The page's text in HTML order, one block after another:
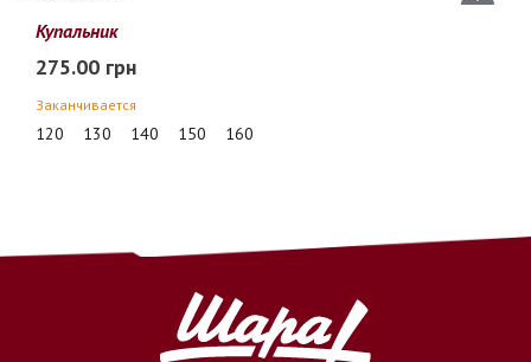
Купальник
275.00 грн
Заканчивается
120 130 140 150 160